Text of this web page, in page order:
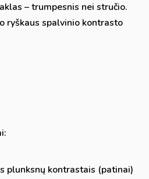
– trumpesnis nei stručio.
ryškaus spalvinio kontrasto
plunksnų kontrastais (patinai)